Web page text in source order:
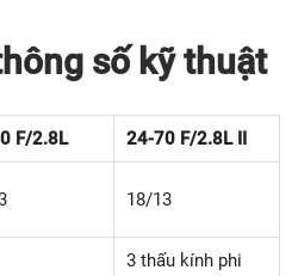
số kỹ thuật
F/2.8L 24-70 F/2.8L II
18/13
3 thấu kính phi